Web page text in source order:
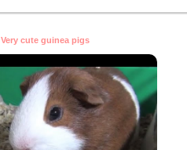
Very cute guinea pigs